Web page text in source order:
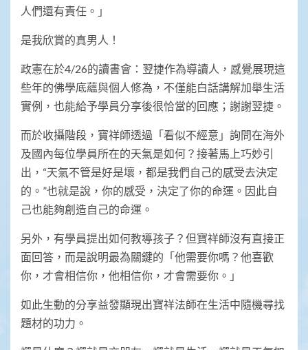
人們還有責任。」
是我欣賞的真男人！
政憲在於4/26的讀書會：翌捷作為導讀人，感覺展現這
些年的佛學底蘊與個人修為，不僅能白話講解加舉生活
實例，也能給予學員分享後很恰當的回應；謝謝翌捷。
而於收攝階段，寶祥師透過「看似不經意」詢問在海外
及國內每位學員所在的天氣是如何？接著馬上巧妙引
出，“天氣不管是好是壞，都是我們自己的感受去決定
的。”也就是說，你的感受，決定了你的命運。因此自
己也能夠創造自己的命運。
另外，有學員提出如何教導孩子？但寶祥師沒有直接正
面回答，而是說明最為關鍵的「他需要你嗎？他喜歡
你，才會相信你，他相信你，才會需要你。」
如此生動的分享益發顯現出寶祥法師在生活中隨機尋找
題材的功力。